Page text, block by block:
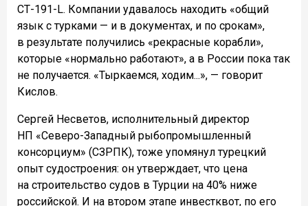
СТ-191-L. Компании удавалось находить «общий
язык с турками — и в документах, и по срокам»,
в результате получились «рекрасные корабли»,
которые «нормально работают», а в России пока так
не получается. «Тыркаемся, ходим...», — говорит
Кислов.
Сергей Несветов, исполнительный директор
НП «Северо-Западный рыбопромышленный
консорциум» (СЗРПК), тоже упомянул турецкий
опыт судостроения: он утверждает, что цена
на строительство судов в Турции на 40% ниже
российской. И на втором этапе инвестквот, по его